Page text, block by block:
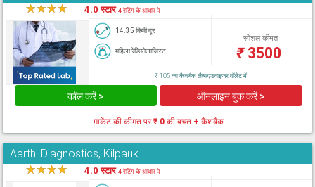
★★★★ 4.0 स्टार4 रेटिंग के आधार पे
14.35 किमी दूर
महिला रेडियोलाजिस्ट
स्पेशल कीमत
₹3500
₹ 105 का कैशबैक लैब्सएडवाइजर वॉलेट में
कॉल करें > ऑनलाइन बुक करें >
मार्केट की कीमत पर₹ 0की बचत + कैशबैक
Aarthi Diagnostics, Kilpauk
★★★★ 4.0 स्टार4 रेटिंग के आधार पे